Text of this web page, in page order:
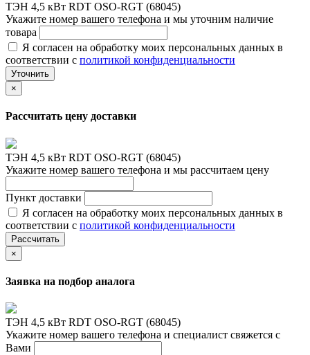
ТЭН 4,5 кВт RDT OSO-RGT (68045)
Укажите номер вашего телефона и мы уточним наличие
товара
Я согласен на обработку моих персональных данных в
соответствии с политикой конфиденциальности
Уточнить
×
Рассчитать цену доставки
ТЭН 4,5 кВт RDT OSO-RGT (68045)
Укажите номер вашего телефона и мы рассчитаем цену
Пункт доставки
Я согласен на обработку моих персональных данных в
соответствии с политикой конфиденциальности
Рассчитать
×
Заявка на подбор аналога
ТЭН 4,5 кВт RDT OSO-RGT (68045)
Укажите номер вашего телефона и специалист свяжется с
Вами